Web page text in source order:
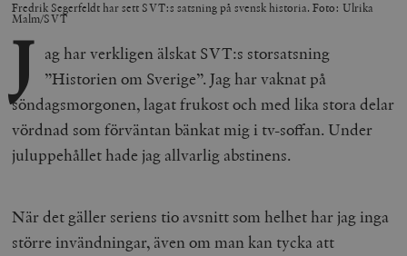
Fredrik Segerfeldt har sett SVT:s satsning på svensk historia. Foto: Ulrika
Malm/SVT
J ag har verkligen älskat SVT:s storsatsning
”Historien om Sverige”. Jag har vaknat på
söndagsmorgonen, lagat frukost och med lika stora delar
vördnad som förväntan bänkat mig i tv-soffan. Under
juluppehållet hade jag allvarlig abstinens.
När det gäller seriens tio avsnitt som helhet har jag inga
större invändningar, även om man kan tycka att